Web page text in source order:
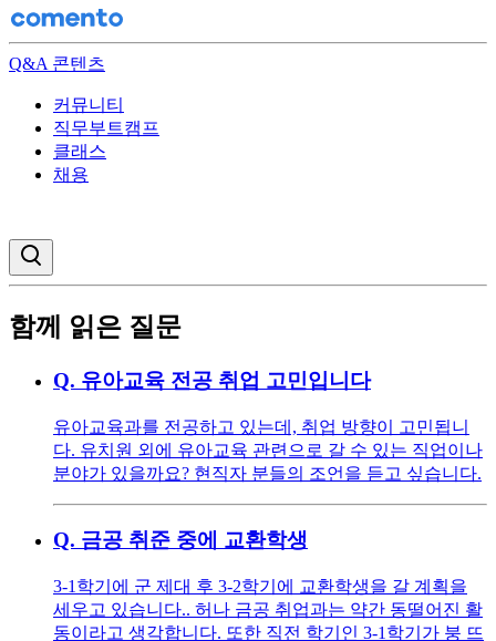
Q&A 콘텐츠
커뮤니티
직무부트캠프
클래스
채용
함께 읽은 질문
Q. 유아교육 전공 취업 고민입니다
유아교육과를 전공하고 있는데, 취업 방향이 고민됩니
다. 유치원 외에 유아교육 관련으로 갈 수 있는 직업이나
분야가 있을까요? 현직자 분들의 조언을 듣고 싶습니다.
Q. 금공 취준 중에 교환학생
3-1학기에 군 제대 후 3-2학기에 교환학생을 갈 계획을
세우고 있습니다.. 허나 금공 취업과는 약간 동떨어진 활
동이라고 생각합니다. 또한 직전 학기인 3-1학기가 붕 뜨